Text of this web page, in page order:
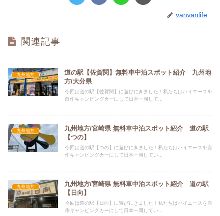
vanvanlife
関連記事
九州地方
道の駅【佐賀関】無料車中泊スポット紹介 九州地
方/大分県
今回は道の駅【佐賀関】に遊びにきました！私たちはハイエースを
自作キャンピングカーにして日本一周して...
九州地方
九州地方/宮崎県 無料車中泊スポット紹介 道の駅
【つの】
今回は道の駅【つの】に遊びにきました！私たちはハイエースを自
作キャンピングカーにして日本一周してい...
九州地方
九州地方/宮崎県 無料車中泊スポット紹介 道の駅
【日向】
今回は道の駅【日向】に遊びにきました！私たちはハイエースを自
作キャンピングカーにして日本一周してい...